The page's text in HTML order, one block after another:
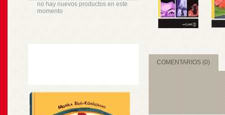
no hay nuevos productos en este
momento
COMENTARIOS (0)